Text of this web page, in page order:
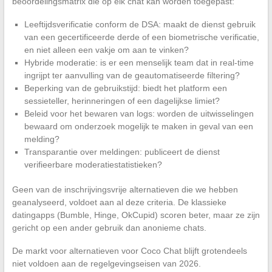
Leeftijdsverificatie conform de DSA: maakt de dienst gebruik
van een gecertificeerde derde of een biometrische verificatie,
en niet alleen een vakje om aan te vinken?
Hybride moderatie: is er een menselijk team dat in real-time
ingrijpt ter aanvulling van de geautomatiseerde filtering?
Beperking van de gebruikstijd: biedt het platform een
sessieteller, herinneringen of een dagelijkse limiet?
Beleid voor het bewaren van logs: worden de uitwisselingen
bewaard om onderzoek mogelijk te maken in geval van een
melding?
Transparantie over meldingen: publiceert de dienst
verifieerbare moderatiestatistieken?
Geen van de inschrijvingsvrije alternatieven die we hebben
geanalyseerd, voldoet aan al deze criteria. De klassieke
datingapps (Bumble, Hinge, OkCupid) scoren beter, maar ze zijn
gericht op een ander gebruik dan anonieme chats.
De markt voor alternatieven voor Coco Chat blijft grotendeels
niet voldoen aan de regelgevingseisen van 2026.